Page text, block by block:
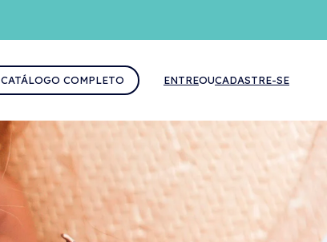
CATÁLOGO COMPLETO ENTREOUCADASTRE-SE